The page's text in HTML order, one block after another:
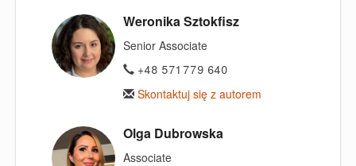
Weronika Sztokfisz
Senior Associate
+48 571 779 640
Skontaktuj się z autorem
Olga Dubrowska
Associate